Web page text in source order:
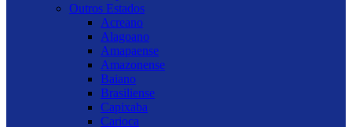
Outros Estados
Acreano
Alagoano
Amapaense
Amazonense
Baiano
Brasiliense
Capixaba
Carioca